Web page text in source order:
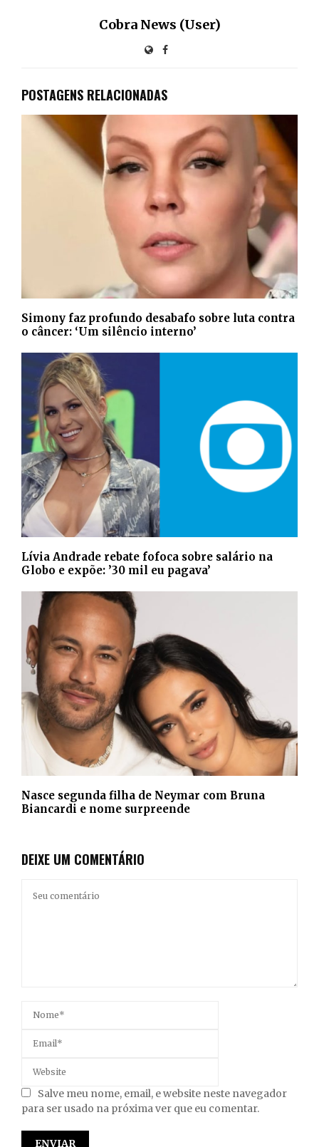
Cobra News (User)
POSTAGENS RELACIONADAS
Simony faz profundo desabafo sobre luta contra
o câncer: ‘Um silêncio interno’
Lívia Andrade rebate fofoca sobre salário na
Globo e expõe: ’30 mil eu pagava’
Nasce segunda filha de Neymar com Bruna
Biancardi e nome surpreende
DEIXE UM COMENTÁRIO
Salve meu nome, email, e website neste navegador
para ser usado na próxima ver que eu comentar.